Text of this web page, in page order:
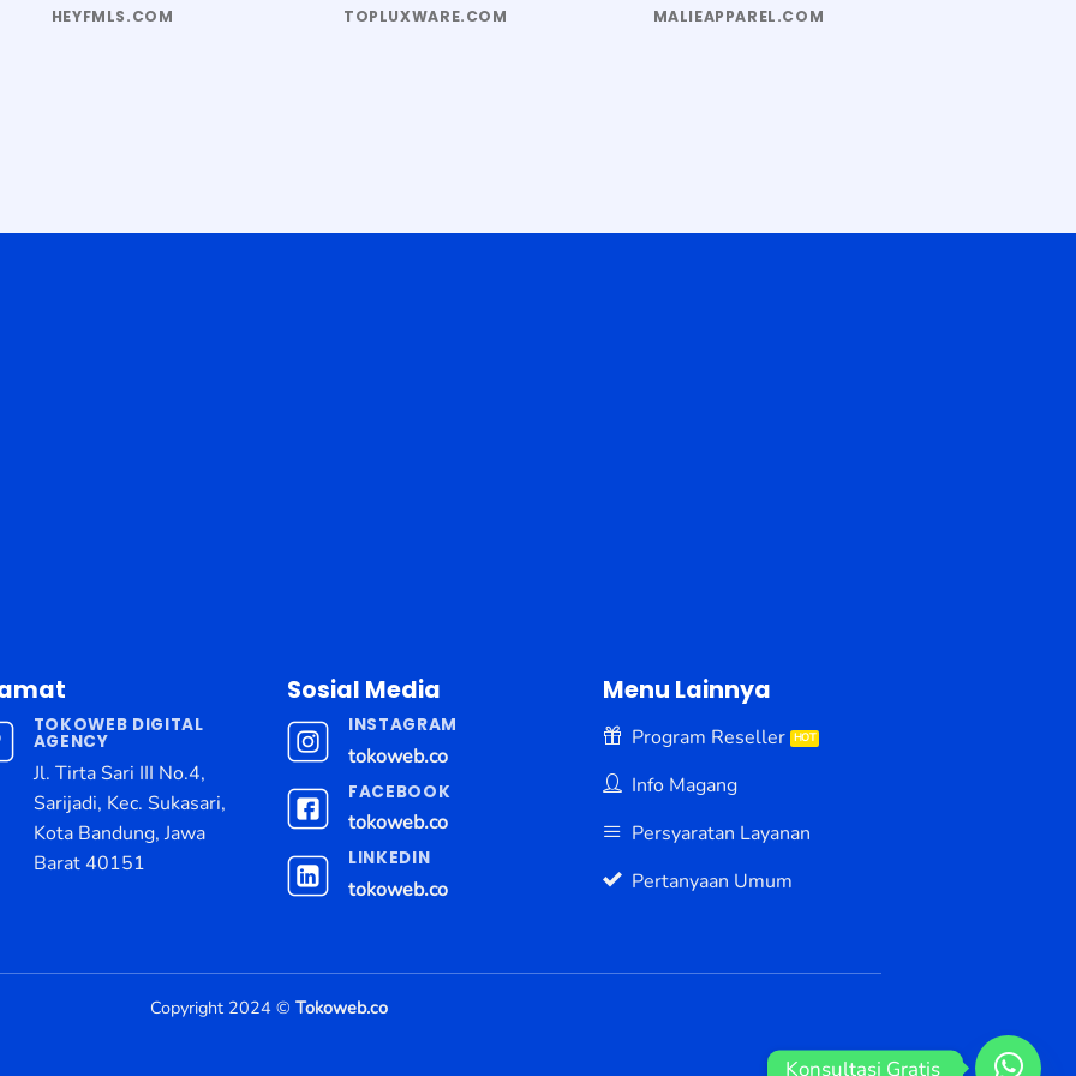
HEYFMLS.COM TOPLUXWARE.COM MALIEAPPAREL.COM
TOKOWEB DIGITAL
AGENCY
Jl. Tirta Sari III No.4,
Sarijadi, Kec. Sukasari,
Kota Bandung, Jawa
Barat 40151
Sosial Media
INSTAGRAM
tokoweb.co
FACEBOOK
tokoweb.co
LINKEDIN
tokoweb.co
Menu Lainnya
Program Reseller
Info Magang
Persyaratan Layanan
Pertanyaan Umum
Copyright 2024 © Tokoweb.co
Konsultasi Gratis